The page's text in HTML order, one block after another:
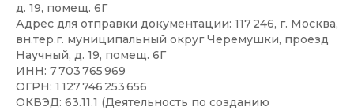
д. 19, помещ. 6Г
Адрес для отправки документации: 117 246, г. Москва,
вн.тер.г. муниципальный округ Черемушки, проезд
Научный, д. 19, помещ. 6Г
ИНН: 7 703 765 969
ОГРН: 1 127 746 253 656
ОКВЭД: 63.11.1 (Деятельность по созданию